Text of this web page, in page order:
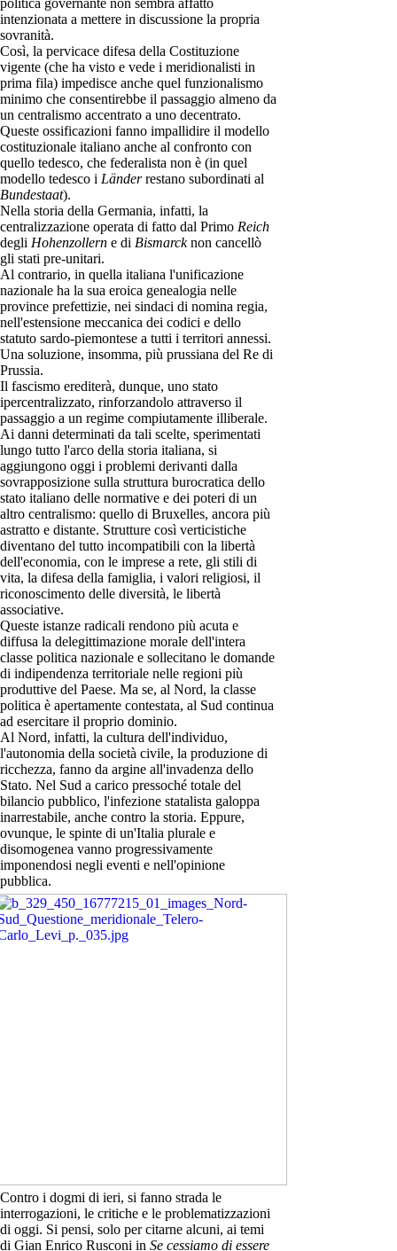
intenzionata a mettere in discussione la propria
sovranità.
Così, la pervicace difesa della Costituzione
vigente (che ha visto e vede i meridionalisti in
prima fila) impedisce anche quel funzionalismo
minimo che consentirebbe il passaggio almeno da
un centralismo accentrato a uno decentrato.
Queste ossificazioni fanno impallidire il modello
costituzionale italiano anche al confronto con
quello tedesco, che federalista non è (in quel
modello tedesco i Länderrestano subordinati al
Bundestaat).
Nella storia della Germania, infatti, la
centralizzazione operata di fatto dal Primo Reich
degli Hohenzollern e di Bismarcknon cancellò
gli stati pre-unitari.
Al contrario, in quella italiana l'unificazione
nazionale ha la sua eroica genealogia nelle
province prefettizie, nei sindaci di nomina regia,
nell'estensione meccanica dei codici e dello
statuto sardo-piemontese a tutti i territori annessi.
Una soluzione, insomma, più prussiana del Re di
Prussia.
Il fascismo erediterà, dunque, uno stato
ipercentralizzato, rinforzandolo attraverso il
passaggio a un regime compiutamente illiberale.
Ai danni determinati da tali scelte, sperimentati
lungo tutto l'arco della storia italiana, si
aggiungono oggi i problemi derivanti dalla
sovrapposizione sulla struttura burocratica dello
stato italiano delle normative e dei poteri di un
altro centralismo: quello di Bruxelles, ancora più
astratto e distante. Strutture così verticistiche
diventano del tutto incompatibili con la libertà
dell'economia, con le imprese a rete, gli stili di
vita, la difesa della famiglia, i valori religiosi, il
riconoscimento delle diversità, le libertà
associative.
Queste istanze radicali rendono più acuta e
diffusa la delegittimazione morale dell'intera
classe politica nazionale e sollecitano le domande
di indipendenza territoriale nelle regioni più
produttive del Paese. Ma se, al Nord, la classe
politica è apertamente contestata, al Sud continua
ad esercitare il proprio dominio.
Al Nord, infatti, la cultura dell'individuo,
l'autonomia della società civile, la produzione di
ricchezza, fanno da argine all'invadenza dello
Stato. Nel Sud a carico pressoché totale del
bilancio pubblico, l'infezione statalista galoppa
inarrestabile, anche contro la storia. Eppure,
ovunque, le spinte di un'Italia plurale e
disomogenea vanno progressivamente
imponendosi negli eventi e nell'opinione
pubblica.
Contro i dogmi di ieri, si fanno strada le
interrogazioni, le critiche e le problematizzazioni
di oggi. Si pensi, solo per citarne alcuni, ai temi
di Gian Enrico Rusconi in Se cessiamo di essere